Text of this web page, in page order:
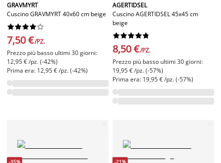
GRAVMYRT
Cuscino GRAVMYRT 40x60 cm beige






7,50 €/PZ.
Prezzo più basso ultimi 30 giorni:
12,95 € /pz. (-42%)
Prima era: 12,95 € /pz. (-42%)
AGERTIDSEL
Cuscino AGERTIDSEL 45x45 cm
beige






8,50 €/PZ.
Prezzo più basso ultimi 30 giorni:
19,95 € /pz. (-57%)
Prima era: 19,95 € /pz. (-57%)
-35%
-21%